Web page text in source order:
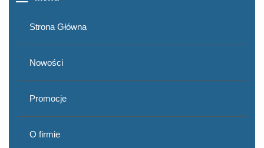
Strona Główna
Nowości
Promocje
O firmie